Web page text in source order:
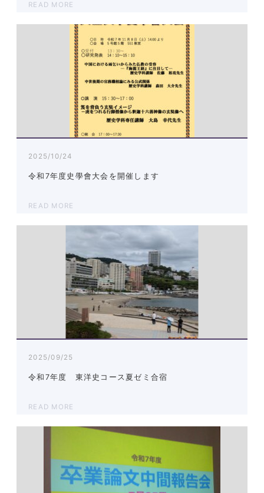
READ MORE
2025/10/24
令和7年度史學會大会を開催します
READ MORE
2025/09/25
令和7年度 東洋史コース夏ゼミ合宿
READ MORE